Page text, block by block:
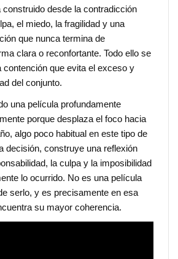
construido desde la contradicción
el miedo, la fragilidad y una
que nunca termina de
clara o reconfortante. Todo ello se
contención que evita el exceso y
del conjunto.
una película profundamente
porque desplaza el foco hacia
algo poco habitual en este tipo de
decisión, construye una reflexión
la culpa y la imposibilidad
lo ocurrido. No es una película
serlo, y es precisamente en esa
su mayor coherencia.